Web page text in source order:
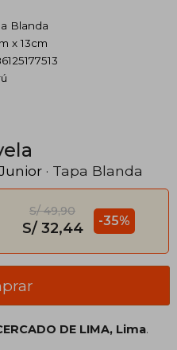
Blanda
x 13cm
· Tapa Blanda
S/ 49,90
S/ 32,44 -35%
DE LIMA, Lima.